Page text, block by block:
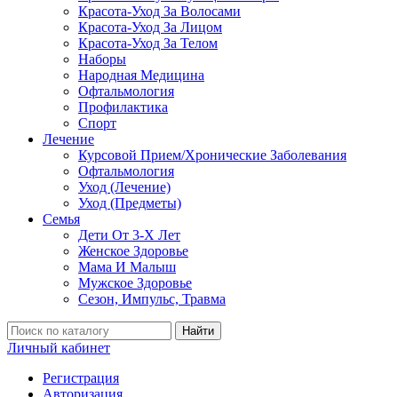
Красота-Уход За Волосами
Красота-Уход За Лицом
Красота-Уход За Телом
Наборы
Народная Медицина
Офтальмология
Профилактика
Спорт
Лечение
Курсовой Прием/Хронические Заболевания
Офтальмология
Уход (Лечение)
Уход (Предметы)
Семья
Дети От 3-Х Лет
Женское Здоровье
Мама И Малыш
Мужское Здоровье
Сезон, Импульс, Травма
Найти
Личный кабинет
Регистрация
Авторизация